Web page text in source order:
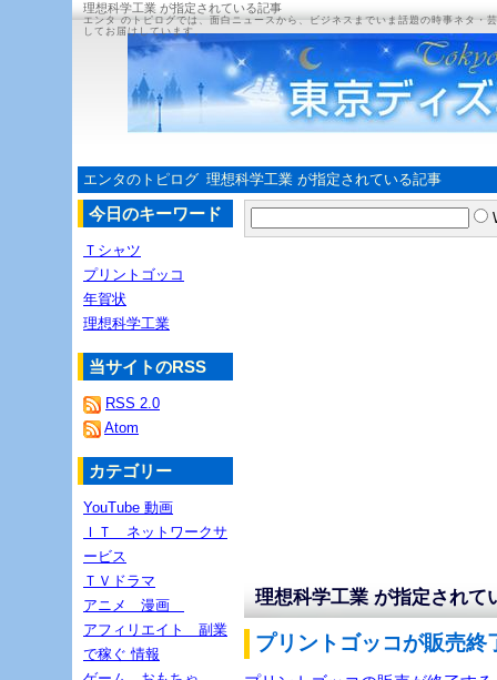
理想科学工業 が指定されている記事
エンタ のトピログでは、面白ニュースから、ビジネスまでいま話題の時事ネタ
してお届けしています。
エンタのトピログ 理想科学工業 が指定されている記事
理想科学工業 が指定されて
プリントゴッコが販売終
今日のキーワード
Ｔシャツ
プリントゴッコ
年賀状
理想科学工業
当サイトのRSS
RSS 2.0
Atom
カテゴリー
YouTube 動画
ＩＴ ネットワークサ
ービス
ＴＶドラマ
アニメ 漫画
アフィリエイト 副業
で稼ぐ 情報